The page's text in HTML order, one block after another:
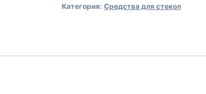
Категория: Средства для стекол